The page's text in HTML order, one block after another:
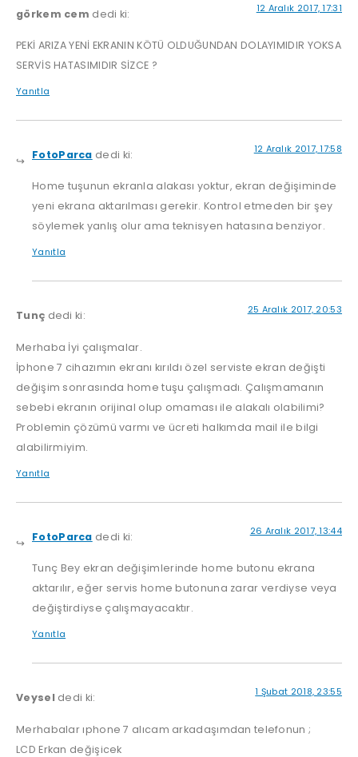
görkem cem dedi ki: 12 Aralık 2017, 17:31
PEKİ ARIZA YENİ EKRANIN KÖTÜ OLDUĞUNDAN DOLAYIMIDIR YOKSA
SERVİS HATASIMIDIR SİZCE ?
Yanıtla
FotoParca dedi ki: 12 Aralık 2017, 17:58
Home tuşunun ekranla alakası yoktur, ekran değişiminde
yeni ekrana aktarılması gerekir. Kontrol etmeden bir şey
söylemek yanlış olur ama teknisyen hatasına benziyor.
Yanıtla
Tunç dedi ki: 25 Aralık 2017, 20:53
Merhaba İyi çalışmalar.
İphone 7 cihazımın ekranı kırıldı özel serviste ekran değişti
değişim sonrasında home tuşu çalışmadı. Çalışmamanın
sebebi ekranın orijinal olup omaması ile alakalı olabilimi?
Problemin çözümü varmı ve ücreti halkımda mail ile bilgi
alabilirmiyim.
Yanıtla
FotoParca dedi ki: 26 Aralık 2017, 13:44
Tunç Bey ekran değişimlerinde home butonu ekrana
aktarılır, eğer servis home butonuna zarar verdiyse veya
değiştirdiyse çalışmayacaktır.
Yanıtla
Veysel dedi ki: 1 Şubat 2018, 23:55
Merhabalar ıphone 7 alıcam arkadaşımdan telefonun ;
LCD Erkan değişicek